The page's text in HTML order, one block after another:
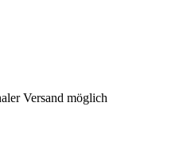
Versand möglich